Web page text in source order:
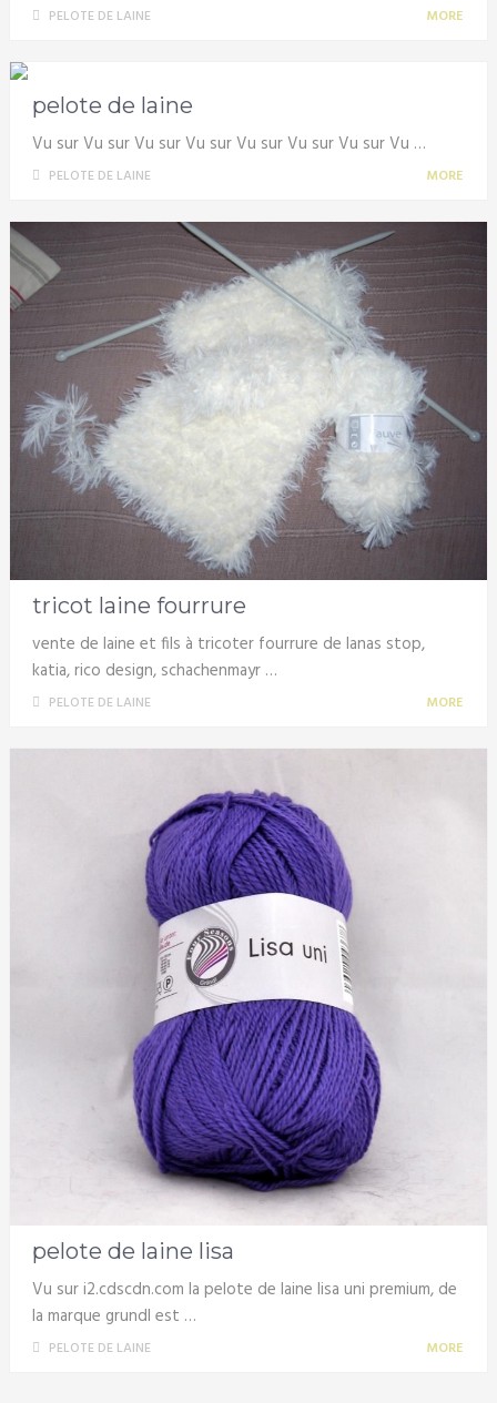
PELOTE DE LAINE MORE
pelote de laine
Vu sur Vu sur Vu sur Vu sur Vu sur Vu sur Vu sur Vu …
PELOTE DE LAINE MORE
tricot laine fourrure
vente de laine et fils à tricoter fourrure de lanas stop,
katia, rico design, schachenmayr …
PELOTE DE LAINE MORE
pelote de laine lisa
Vu sur i2.cdscdn.com la pelote de laine lisa uni premium, de
la marque grundl est …
PELOTE DE LAINE MORE